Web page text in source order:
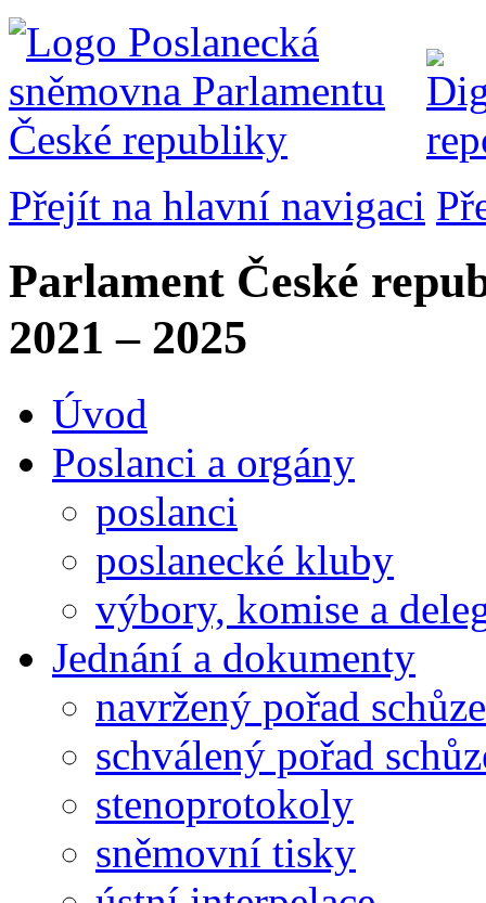
Přejít na hlavní navigaci
Parlament České
2021 – 2025
Úvod
Poslanci a orgány
poslanci
poslanecké kluby
výbory, komise a
Jednání a dokumenty
navržený pořad schůze
schválený pořad
stenoprotokoly
sněmovní tisky